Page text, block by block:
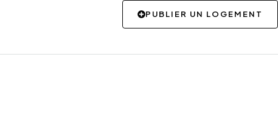
PUBLIER UN LOGEMENT